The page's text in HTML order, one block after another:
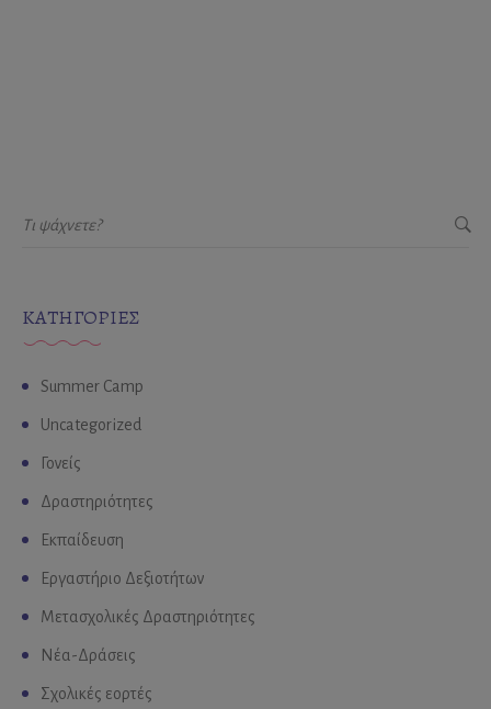
KΑΤΗΓΟΡΊΕΣ
Summer Camp
Uncategorized
Γονείς
Δραστηριότητες
Εκπαίδευση
Εργαστήριο Δεξιοτήτων
Μετασχολικές Δραστηριότητες
Νέα-Δράσεις
Σχολικές εορτές